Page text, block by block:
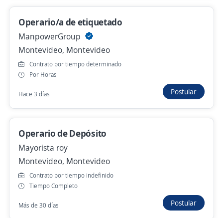
Operario de Depósito sector Lavado
Possum
Colón Sureste, Abayubá, Montevideo
$U 111.111,00 (Mensual)
Hace 22 horas
Se precisa Urgente Empleo destacado
Operario/a de mantenimiento (Capurro)
ManpowerGroup
Capurro, Bella Vista, Arroyo Seco, Montevideo
Hace 22 horas
Operario/a de etiquetado
ManpowerGroup
Montevideo, Montevideo
Contrato por tiempo determinado
Por Horas
Hace 3 días Postular
Operario de Depósito
Mayorista roy
Montevideo, Montevideo
Contrato por tiempo indefinido
Tiempo Completo
Más de 30 días Postular